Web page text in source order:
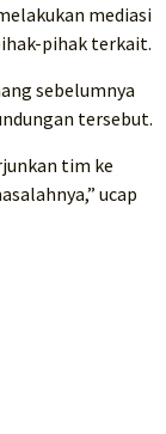
mediasi
pihak terkait.
sebelumnya
tersebut.
tim ke
ucap